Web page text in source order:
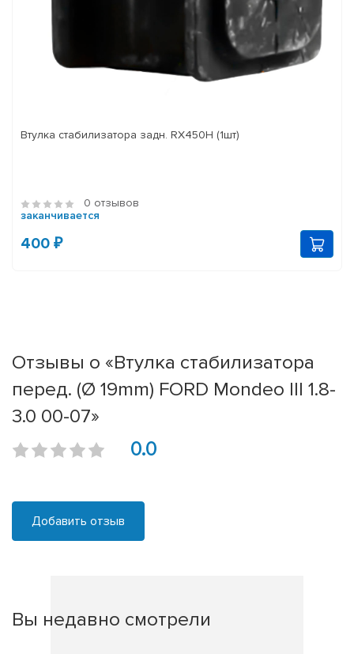
Втулка стабилизатора задн. RX450H (1шт)
0 отзывов
заканчивается
400 ₽
Отзывы о «Втулка стабилизатора
перед. (Ø 19mm) FORD Mondeo III 1.8-
3.0 00-07»
0.0
Добавить отзыв
Вы недавно смотрели